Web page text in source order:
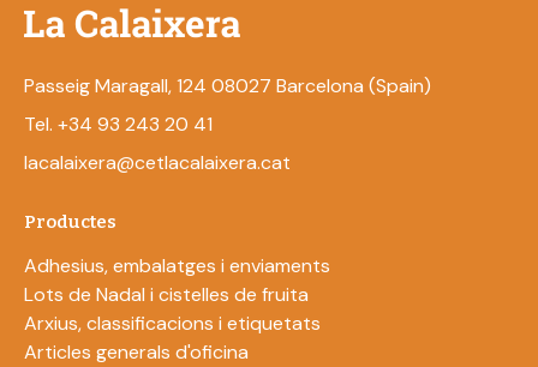
Passeig Maragall, 124 08027 Barcelona (Spain)
Tel. +34 93 243 20 41
lacalaixera@cetlacalaixera.cat
Productes
Adhesius, embalatges i enviaments
Lots de Nadal i cistelles de fruita
Arxius, classificacions i etiquetats
Articles generals d'oficina